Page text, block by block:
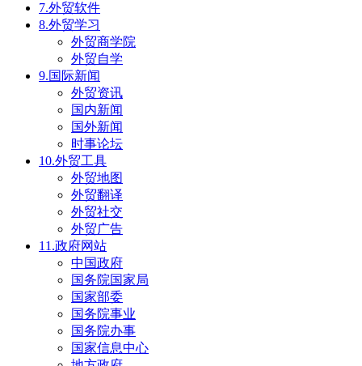
7.外贸软件
8.外贸学习
外贸商学院
外贸自学
9.国际新闻
外贸资讯
国内新闻
国外新闻
时事论坛
10.外贸工具
外贸地图
外贸翻译
外贸社交
外贸广告
11.政府网站
中国政府
国务院国家局
国家部委
国务院事业
国务院办事
国家信息中心